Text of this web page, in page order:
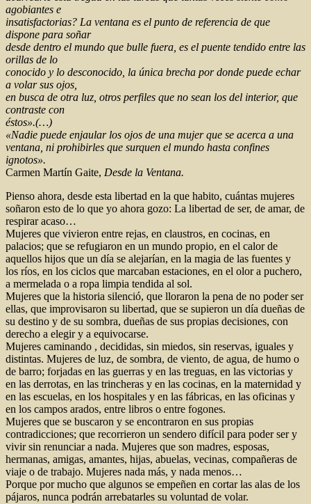
agobiantes e
insatisfactorias? La ventana es el punto de referencia de que
dispone para soñar
desde dentro el mundo que bulle fuera, es el puente tendido entre las
orillas de lo
conocido y lo desconocido, la única brecha por donde puede echar
a volar sus ojos,
en busca de otra luz, otros perfiles que no sean los del interior, que
contraste con
éstos».(…)
«Nadie puede enjaular los ojos de una mujer que se acerca a una
ventana, ni prohibirles que surquen el mundo hasta confines
ignotos».
Carmen Martín Gaite, Desde la Ventana.
Pienso ahora, desde esta libertad en la que habito, cuántas mujeres
soñaron esto de lo que yo ahora gozo: La libertad de ser, de amar, de
respirar acaso…
Mujeres que vivieron entre rejas, en claustros, en cocinas, en
palacios; que se refugiaron en un mundo propio, en el calor de
aquellos hijos que un día se alejarían, en la magia de las fuentes y
los ríos, en los ciclos que marcaban estaciones, en el olor a puchero,
a mermelada o a ropa limpia tendida al sol.
Mujeres que la historia silenció, que lloraron la pena de no poder ser
ellas, que improvisaron su libertad, que se supieron un día dueñas de
su destino y de su sombra, dueñas de sus propias decisiones, con
derecho a elegir y a equivocarse.
Mujeres caminando , decididas, sin miedos, sin reservas, iguales y
distintas. Mujeres de luz, de sombra, de viento, de agua, de humo o
de barro; forjadas en las guerras y en las treguas, en las victorias y
en las derrotas, en las trincheras y en las cocinas, en la maternidad y
en las escuelas, en los hospitales y en las fábricas, en las oficinas y
en los campos arados, entre libros o entre fogones.
Mujeres que se buscaron y se encontraron en sus propias
contradicciones; que recorrieron un sendero difícil para poder ser y
vivir sin renunciar a nada. Mujeres que son madres, esposas,
hermanas, amigas, amantes, hijas, abuelas, vecinas, compañeras de
viaje o de trabajo. Mujeres nada más, y nada menos…
Porque por mucho que algunos se empeñen en cortar las alas de los
pájaros, nunca podrán arrebatarles su voluntad de volar.